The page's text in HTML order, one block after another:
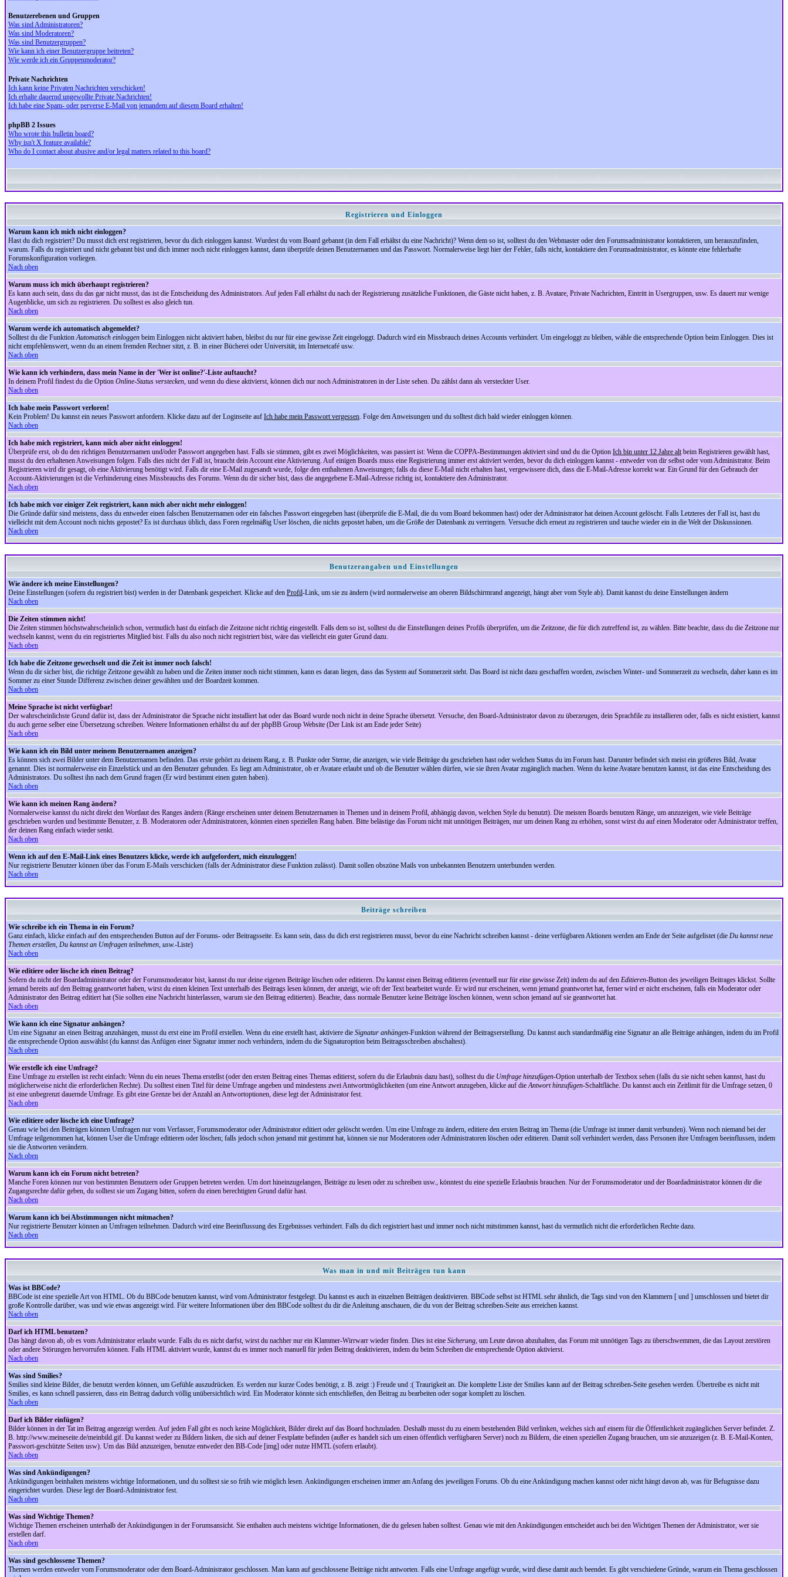
Benutzerebenen und Gruppen
Was sind Administratoren?
Was sind Moderatoren?
Was sind Benutzergruppen?
Wie kann ich einer Benutzergruppe beitreten?
Wie werde ich ein Gruppenmoderator?
Private Nachrichten
Ich kann keine Privaten Nachrichten verschicken!
Ich erhalte dauernd ungewollte Private Nachrichten!
Ich habe eine Spam- oder perverse E-Mail von jemandem auf diesem Board erhalten!
phpBB 2 Issues
Who wrote this bulletin board?
Why isn't X feature available?
Who do I contact about abusive and/or legal matters related to this board?
Registrieren und Einloggen
Warum kann ich mich nicht einloggen?
Hast du dich registriert? Du musst dich erst registrieren, bevor du dich einloggen kannst. Wurdest du vom Board gebannt (in dem Fall erhältst du eine Nachricht)? Wenn dem so ist, solltest du den Webmaster oder den Forumsadministrator kontaktieren, um herauszufinden,
warum. Falls du registriert und nicht gebannt bist und dich immer noch nicht einloggen kannst, dann überprüfe deinen Benutzernamen und das Passwort. Normalerweise liegt hier der Fehler, falls nicht, kontaktiere den Forumsadministrator, es könnte eine fehlerhafte
Forumskonfiguration vorliegen.
Nach oben
Warum muss ich mich überhaupt registrieren?
Es kann auch sein, dass du das gar nicht musst, das ist die Entscheidung des Administrators. Auf jeden Fall erhältst du nach der Registrierung zusätzliche Funktionen, die Gäste nicht haben, z. B. Avatare, Private Nachrichten, Eintritt in Usergruppen, usw. Es dauert nur wenige
Augenblicke, um sich zu registrieren. Du solltest es also gleich tun.
Nach oben
Warum werde ich automatisch abgemeldet?
Solltest du die FunktionAutomatisch einloggen beim Einloggen nicht aktiviert haben, bleibst du nur für eine gewisse Zeit eingeloggt. Dadurch wird ein Missbrauch deines Accounts verhindert. Um eingeloggt zu bleiben, wähle die entsprechende Option beim Einloggen. Dies ist
nicht empfehlenswert, wenn du an einem fremden Rechner sitzt, z. B. in einer Bücherei oder Universität, im Internetcafé usw.
Nach oben
Wie kann ich verhindern, dass mein Name in der 'Wer ist online?'-Liste auftaucht?
In deinem Profil findest du die Option Online-Status verstecken, und wenn du diese aktivierst, können dich nur noch Administratoren in der Liste sehen. Du zählst dann als versteckter User.
Nach oben
Ich habe mein Passwort verloren!
Kein Problem! Du kannst ein neues Passwort anfordern. Klicke dazu auf der Loginseite auf Ich habe mein Passwort vergessen. Folge den Anweisungen und du solltest dich bald wieder einloggen können.
Nach oben
Ich habe mich registriert, kann mich aber nicht einloggen!
Überprüfe erst, ob du den richtigen Benutzernamen und/oder Passwort angegeben hast. Falls sie stimmen, gibt es zwei Möglichkeiten, was passiert ist: Wenn die COPPA-Bestimmungen aktiviert sind und du die Option Ich bin unter 12 Jahre altbeim Registrieren gewählt hast,
musst du den erhaltenen Anweisungen folgen. Falls dies nicht der Fall ist, braucht dein Account eine Aktivierung. Auf einigen Boards muss eine Registrierung immer erst aktiviert werden, bevor du dich einloggen kannst - entweder von dir selbst oder vom Administrator. Beim
Registrieren wird dir gesagt, ob eine Aktivierung benötigt wird. Falls dir eine E-Mail zugesandt wurde, folge den enthaltenen Anweisungen; falls du diese E-Mail nicht erhalten hast, vergewissere dich, dass die E-Mail-Adresse korrekt war. Ein Grund für den Gebrauch der
Account-Aktivierungen ist die Verhinderung eines Missbrauchs des Forums. Wenn du dir sicher bist, dass die angegebene E-Mail-Adresse richtig ist, kontaktiere den Administrator.
Nach oben
Ich habe mich vor einiger Zeit registriert, kann mich aber nicht mehr einloggen!
Die Gründe dafür sind meistens, dass du entweder einen falschen Benutzernamen oder ein falsches Passwort eingegeben hast (überprüfe die E-Mail, die du vom Board bekommen hast) oder der Administrator hat deinen Account gelöscht. Falls Letzteres der Fall ist, hast du
vielleicht mit dem Account noch nichts gepostet? Es ist durchaus üblich, dass Foren regelmäßig User löschen, die nichts gepostet haben, um die Größe der Datenbank zu verringern. Versuche dich erneut zu registrieren und tauche wieder ein in die Welt der Diskussionen.
Nach oben
Benutzerangaben und Einstellungen
Wie ändere ich meine Einstellungen?
Deine Einstellungen (sofern du registriert bist) werden in der Datenbank gespeichert. Klicke auf den Profil-Link, um sie zu ändern (wird normalerweise am oberen Bildschirmrand angezeigt, hängt aber vom Style ab). Damit kannst du deine Einstellungen ändern
Nach oben
Die Zeiten stimmen nicht!
Die Zeiten stimmen höchstwahrscheinlich schon, vermutlich hast du einfach die Zeitzone nicht richtig eingestellt. Falls dem so ist, solltest du die Einstellungen deines Profils überprüfen, um die Zeitzone, die für dich zutreffend ist, zu wählen. Bitte beachte, dass du die Zeitzone nur
wechseln kannst, wenn du ein registriertes Mitglied bist. Falls du also noch nicht registriert bist, wäre das vielleicht ein guter Grund dazu.
Nach oben
Ich habe die Zeitzone gewechselt und die Zeit ist immer noch falsch!
Wenn du dir sicher bist, die richtige Zeitzone gewählt zu haben und die Zeiten immer noch nicht stimmen, kann es daran liegen, dass das System auf Sommerzeit steht. Das Board ist nicht dazu geschaffen worden, zwischen Winter- und Sommerzeit zu wechseln, daher kann es im
Sommer zu einer Stunde Differenz zwischen deiner gewählten und der Boardzeit kommen.
Nach oben
Meine Sprache ist nicht verfügbar!
Der wahrscheinlichste Grund dafür ist, dass der Administrator die Sprache nicht installiert hat oder das Board wurde noch nicht in deine Sprache übersetzt. Versuche, den Board-Administrator davon zu überzeugen, dein Sprachfile zu installieren oder, falls es nicht existiert, kannst
du auch gerne selber eine Übersetzung schreiben. Weitere Informationen erhältst du auf der phpBB Group Website (Der Link ist am Ende jeder Seite)
Nach oben
Wie kann ich ein Bild unter meinem Benutzernamen anzeigen?
Es können sich zwei Bilder unter dem Benutzernamen befinden. Das erste gehört zu deinem Rang, z. B. Punkte oder Sterne, die anzeigen, wie viele Beiträge du geschrieben hast oder welchen Status du im Forum hast. Darunter befindet sich meist ein größeres Bild, Avatar
genannt. Dies ist normalerweise ein Einzelstück und an den Benutzer gebunden. Es liegt am Administrator, ob er Avatare erlaubt und ob die Benutzer wählen dürfen, wie sie ihren Avatar zugänglich machen. Wenn du keine Avatare benutzen kannst, ist das eine Entscheidung des
Administrators. Du solltest ihn nach dem Grund fragen (Er wird bestimmt einen guten haben).
Nach oben
Wie kann ich meinen Rang ändern?
Normalerweise kannst du nicht direkt den Wortlaut des Ranges ändern (Ränge erscheinen unter deinem Benutzernamen in Themen und in deinem Profil, abhängig davon, welchen Style du benutzt). Die meisten Boards benutzen Ränge, um anzuzeigen, wie viele Beiträge
geschrieben wurden und bestimmte Benutzer, z. B. Moderatoren oder Administratoren, könnten einen speziellen Rang haben. Bitte belästige das Forum nicht mit unnötigen Beiträgen, nur um deinen Rang zu erhöhen, sonst wirst du auf einen Moderator oder Administrator treffen,
der deinen Rang einfach wieder senkt.
Nach oben
Wenn ich auf den E-Mail-Link eines Benutzers klicke, werde ich aufgefordert, mich einzuloggen!
Nur registrierte Benutzer können über das Forum E-Mails verschicken (falls der Administrator diese Funktion zulässt). Damit sollen obszöne Mails von unbekannten Benutzern unterbunden werden.
Nach oben
Beiträge schreiben
Wie schreibe ich ein Thema in ein Forum?
Ganz einfach, klicke einfach auf den entsprechenden Button auf der Forums- oder Beitragsseite. Es kann sein, dass du dich erst registrieren musst, bevor du eine Nachricht schreiben kannst - deine verfügbaren Aktionen werden am Ende der Seite aufgelistet (die Du kannst neue
Themen erstellen, Du kannst an Umfragen teilnehmen, usw.-Liste)
Nach oben
Wie editiere oder lösche ich einen Beitrag?
Sofern du nicht der Boardadministrator oder der Forumsmoderator bist, kannst du nur deine eigenen Beiträge löschen oder editieren. Du kannst einen Beitrag editieren (eventuell nur für eine gewisse Zeit) indem du auf den Editieren-Button des jeweiligen Beitrages klickst. Sollte
jemand bereits auf den Beitrag geantwortet haben, wirst du einen kleinen Text unterhalb des Beitrags lesen können, der anzeigt, wie oft der Text bearbeitet wurde. Er wird nur erscheinen, wenn jemand geantwortet hat, ferner wird er nicht erscheinen, falls ein Moderator oder
Administrator den Beitrag editiert hat (Sie sollten eine Nachricht hinterlassen, warum sie den Beitrag editierten). Beachte, dass normale Benutzer keine Beiträge löschen können, wenn schon jemand auf sie geantwortet hat.
Nach oben
Wie kann ich eine Signatur anhängen?
Um eine Signatur an einen Beitrag anzuhängen, musst du erst eine im Profil erstellen. Wenn du eine erstellt hast, aktiviere die Signatur anhängen-Funktion während der Beitragserstellung. Du kannst auch standardmäßig eine Signatur an alle Beiträge anhängen, indem du im Profil
die entsprechende Option auswählst (du kannst das Anfügen einer Signatur immer noch verhindern, indem du die Signaturoption beim Beitragsschreiben abschaltest).
Nach oben
Wie erstelle ich eine Umfrage?
Eine Umfrage zu erstellen ist recht einfach: Wenn du ein neues Thema erstellst (oder den ersten Beitrag eines Themas editierst, sofern du die Erlaubnis dazu hast), solltest du die Umfrage hinzufügen-Option unterhalb der Textbox sehen (falls du sie nicht sehen kannst, hast du
möglicherweise nicht die erforderlichen Rechte). Du solltest einen Titel für deine Umfrage angeben und mindestens zwei Antwortmöglichkeiten (um eine Antwort anzugeben, klicke auf dieAntwort hinzufügen-Schaltfläche. Du kannst auch ein Zeitlimit für die Umfrage setzen, 0
ist eine unbegrenzt dauernde Umfrage. Es gibt eine Grenze bei der Anzahl an Antwortoptionen, diese legt der Administrator fest.
Nach oben
Wie editiere oder lösche ich eine Umfrage?
Genau wie bei den Beiträgen können Umfragen nur vom Verfasser, Forumsmoderator oder Administrator editiert oder gelöscht werden. Um eine Umfrage zu ändern, editiere den ersten Beitrag im Thema (die Umfrage ist immer damit verbunden). Wenn noch niemand bei der
Umfrage teilgenommen hat, können User die Umfrage editieren oder löschen; falls jedoch schon jemand mit gestimmt hat, können sie nur Moderatoren oder Administratoren löschen oder editieren. Damit soll verhindert werden, dass Personen ihre Umfragen beeinflussen, indem
sie die Antworten verändern.
Nach oben
Warum kann ich ein Forum nicht betreten?
Manche Foren können nur von bestimmten Benutzern oder Gruppen betreten werden. Um dort hineinzugelangen, Beiträge zu lesen oder zu schreiben usw., könntest du eine spezielle Erlaubnis brauchen. Nur der Forumsmoderator und der Boardadministrator können dir die
Zugangsrechte dafür geben, du solltest sie um Zugang bitten, sofern du einen berechtigten Grund dafür hast.
Nach oben
Warum kann ich bei Abstimmungen nicht mitmachen?
Nur registrierte Benutzer können an Umfragen teilnehmen. Dadurch wird eine Beeinflussung des Ergebnisses verhindert. Falls du dich registriert hast und immer noch nicht mitstimmen kannst, hast du vermutlich nicht die erforderlichen Rechte dazu.
Nach oben
Was man in und mit Beiträgen tun kann
Was ist BBCode?
BBCode ist eine spezielle Art von HTML. Ob du BBCode benutzen kannst, wird vom Administrator festgelegt. Du kannst es auch in einzelnen Beiträgen deaktivieren. BBCode selbst ist HTML sehr ähnlich, die Tags sind von den Klammern [ und ] umschlossen und bietet dir
große Kontrolle darüber, was und wie etwas angezeigt wird. Für weitere Informationen über den BBCode solltest du dir die Anleitung anschauen, die du von der Beitrag schreiben-Seite aus erreichen kannst.
Nach oben
Darf ich HTML benutzen?
Das hängt davon ab, ob es vom Administrator erlaubt wurde. Falls du es nicht darfst, wirst du nachher nur ein Klammer-Wirrwarr wieder finden. Dies ist eine Sicherung, um Leute davon abzuhalten, das Forum mit unnötigen Tags zu überschwemmen, die das Layout zerstören
oder andere Störungen hervorrufen können. Falls HTML aktiviert wurde, kannst du es immer noch manuell für jeden Beitrag deaktivieren, indem du beim Schreiben die entsprechende Option aktivierst.
Nach oben
Was sind Smilies?
Smilies sind kleine Bilder, die benutzt werden können, um Gefühle auszudrücken. Es werden nur kurze Codes benötigt, z. B. zeigt :) Freude und :( Traurigkeit an. Die komplette Liste der Smilies kann auf der Beitrag schreiben-Seite gesehen werden. Übertreibe es nicht mit
Smilies, es kann schnell passieren, dass ein Beitrag dadurch völlig unübersichtlich wird. Ein Moderator könnte sich entschließen, den Beitrag zu bearbeiten oder sogar komplett zu löschen.
Nach oben
Darf ich Bilder einfügen?
Bilder können in der Tat im Beitrag angezeigt werden. Auf jeden Fall gibt es noch keine Möglichkeit, Bilder direkt auf das Board hochzuladen. Deshalb musst du zu einem bestehenden Bild verlinken, welches sich auf einem für die Öffentlichkeit zugänglichen Server befindet. Z.
B. http://www.meineseite.de/meinbild.gif. Du kannst weder zu Bildern linken, die sich auf deiner Festplatte befinden (außer es handelt sich um einen öffentlich verfügbaren Server) noch zu Bildern, die einen speziellen Zugang brauchen, um sie anzuzeigen (z. B. E-Mail-Konten,
Passwort-geschützte Seiten usw). Um das Bild anzuzeigen, benutze entweder den BB-Code [img] oder nutze HMTL (sofern erlaubt).
Nach oben
Was sind Ankündigungen?
Ankündigungen beinhalten meistens wichtige Informationen, und du solltest sie so früh wie möglich lesen. Ankündigungen erscheinen immer am Anfang des jeweiligen Forums. Ob du eine Ankündigung machen kannst oder nicht hängt davon ab, was für Befugnisse dazu
eingerichtet wurden. Diese legt der Board-Administrator fest.
Nach oben
Was sind Wichtige Themen?
Wichtige Themen erscheinen unterhalb der Ankündigungen in der Forumsansicht. Sie enthalten auch meistens wichtige Informationen, die du gelesen haben solltest. Genau wie mit den Ankündigungen entscheidet auch bei den Wichtigen Themen der Administrator, wer sie
erstellen darf.
Nach oben
Was sind geschlossene Themen?
Themen werden entweder vom Forumsmoderator oder dem Board-Administrator geschlossen. Man kann auf geschlossene Beiträge nicht antworten. Falls eine Umfrage angefügt wurde, wird diese damit auch beendet. Es gibt verschiedene Gründe, warum ein Thema geschlossen